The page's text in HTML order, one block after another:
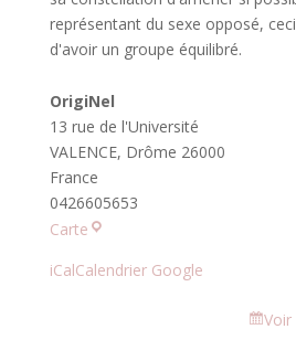
représentant du sexe opposé,
d'avoir un groupe équilibré.
OrigiNel
13 rue de l'Université
VALENCE, Drôme 26000
France
0426605653
CarteOrigiNel
iCalCalendrier Google